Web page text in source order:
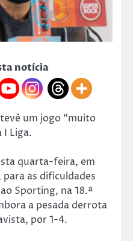
notícia
um jogo “muito
I Liga.
quarta-feira, em
as dificuldades
Sporting, na 18.ª
a pesada derrota
por 1-4.